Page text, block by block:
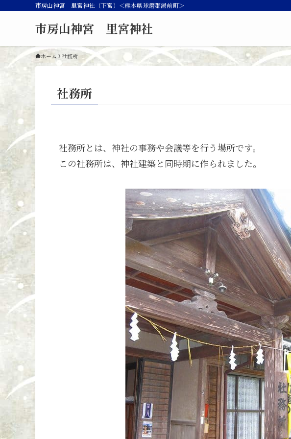
市房山神宮 里宮神社（下宮）＜熊本県球磨郡湯前町＞
市房山神宮 里宮神社
ホーム 社務所
社務所
社務所とは、神社の事務や会議等を行う場所です。
この社務所は、神社建築と同時期に作られました。